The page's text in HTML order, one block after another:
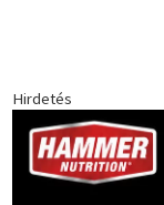
Hirdetés